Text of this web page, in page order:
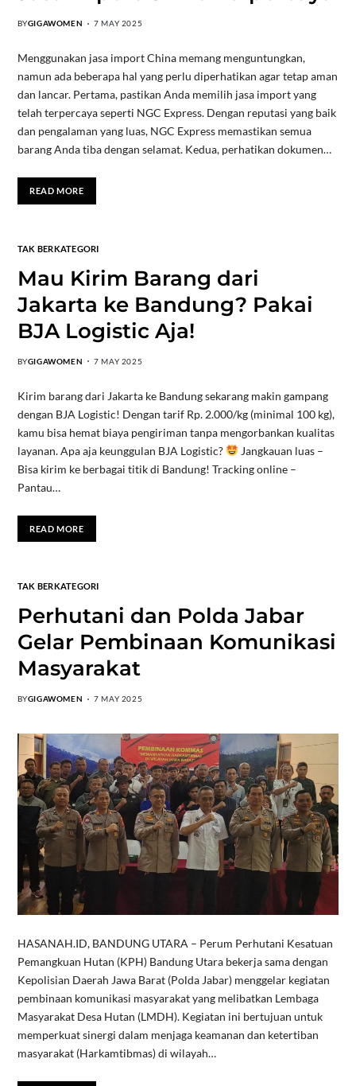
BYGIGAWOMEN 7 MAY 2025
Menggunakan jasa import China memang menguntungkan,
namun ada beberapa hal yang perlu diperhatikan agar tetap aman
dan lancar. Pertama, pastikan Anda memilih jasa import yang
telah terpercaya seperti NGC Express. Dengan reputasi yang baik
dan pengalaman yang luas, NGC Express memastikan semua
barang Anda tiba dengan selamat. Kedua, perhatikan dokumen…
READ MORE
TAK BERKATEGORI
Mau Kirim Barang dari
Jakarta ke Bandung? Pakai
BJA Logistic Aja!
BYGIGAWOMEN 7 MAY 2025
Kirim barang dari Jakarta ke Bandung sekarang makin gampang
dengan BJA Logistic! Dengan tarif Rp. 2.000/kg (minimal 100 kg),
kamu bisa hemat biaya pengiriman tanpa mengorbankan kualitas
layanan. Apa aja keunggulan BJA Logistic?
Jangkauan luas –
Bisa kirim ke berbagai titik di Bandung! Tracking online –
Pantau…
READ MORE
TAK BERKATEGORI
Perhutani dan Polda Jabar
Gelar Pembinaan Komunikasi
Masyarakat
BYGIGAWOMEN 7 MAY 2025
HASANAH.ID, BANDUNG UTARA – Perum Perhutani Kesatuan
Pemangkuan Hutan (KPH) Bandung Utara bekerja sama dengan
Kepolisian Daerah Jawa Barat (Polda Jabar) menggelar kegiatan
pembinaan komunikasi masyarakat yang melibatkan Lembaga
Masyarakat Desa Hutan (LMDH). Kegiatan ini bertujuan untuk
memperkuat sinergi dalam menjaga keamanan dan ketertiban
masyarakat (Harkamtibmas) di wilayah…